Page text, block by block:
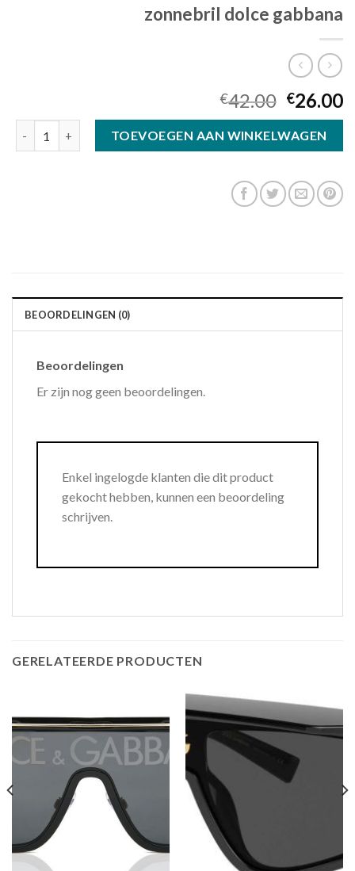
zonnebril dolce gabbana
€42.00 €26.00
TOEVOEGEN AAN WINKELWAGEN
BEOORDELINGEN (0)
Beoordelingen
Er zijn nog geen beoordelingen.
Enkel ingelogde klanten die dit product
gekocht hebben, kunnen een beoordeling
schrijven.
GERELATEERDE PRODUCTEN